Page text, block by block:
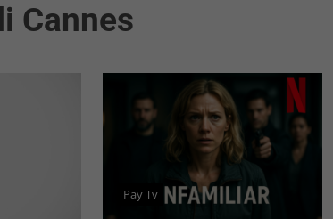
Cannes
Pay Tv